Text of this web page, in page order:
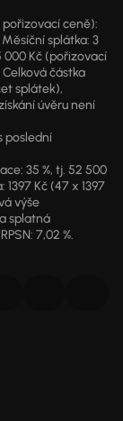
ceně):
splátka: 3
000 Kč (pořizovací
částka
splátek),
úvěru není
poslední
35 %, tj. 52 500
Kč (47 x 1397
výše
splatná
7,02 %.